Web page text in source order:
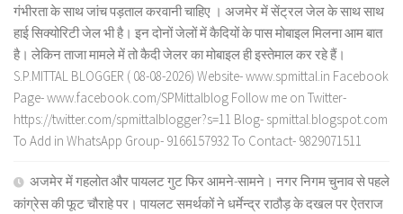
गंभीरता के साथ जांच पड़ताल करवानी चाहिए । अजमेर में सेंट्रल जेल के साथ साथ
हाई सिक्योरिटी जेल भी है। इन दोनों जेलों में कैदियों के पास मोबाइल मिलना आम बात
है। लेकिन ताजा मामले में तो कैदी जेलर का मोबाइल ही इस्तेमाल कर रहे हैं।
S.P.MITTAL BLOGGER ( 08-08-2026) Website- www.spmittal.in Facebook
Page- www.facebook.com/SPMittalblog Follow me on Twitter-
https://twitter.com/spmittalblogger?s=11 Blog- spmittal.blogspot.com
To Add in WhatsApp Group- 9166157932 To Contact- 9829071511
अजमेर में गहलोत और पायलट गुट फिर आमने-सामने। नगर निगम चुनाव से पहले
कांग्रेस की फूट चौराहे पर। पायलट समर्थकों ने धर्मेन्द्र राठौड़ के दखल पर ऐतराज